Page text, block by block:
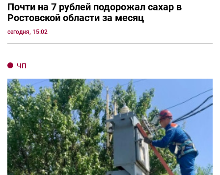
Почти на 7 рублей подорожал сахар в
Ростовской области за месяц
сегодня, 15:02
ЧП